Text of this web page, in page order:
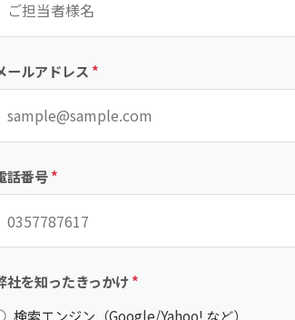
ールアドレス *
話番号*
社を知ったきっかけ*
検索エンジン（Google/Yahoo! など）